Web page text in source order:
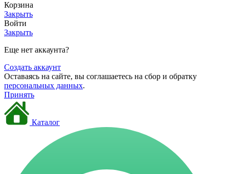
Корзина
Закрыть
Войти
Закрыть
Еще нет аккаунта?
Создать аккаунт
Оставаясь на сайте, вы соглашаетесь на сбор и обратку
персональных данных.
Принять
Каталог